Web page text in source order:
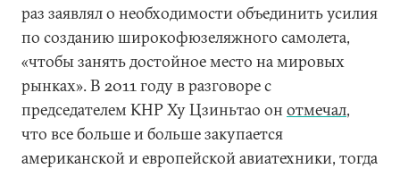
раз заявлял о необходимости объединить усилия
по созданию широкофюзеляжного самолета,
«чтобы занять достойное место на мировых
рынках». В 2011 году в разговоре с
председателем КНР Ху Цзиньтао он отмечал,
что все больше и больше закупается
американской и европейской авиатехники, тогда